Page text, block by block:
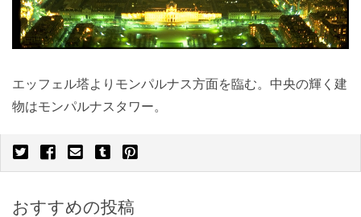
エッフェル塔よりモンパルナス方面を臨む。中央の輝く建
物はモンパルナスタワー。
おすすめの投稿